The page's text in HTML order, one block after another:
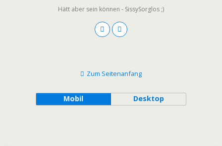
Hätt aber sein können - SissySorglos ;)
Zum Seitenanfang
Mobil Desktop